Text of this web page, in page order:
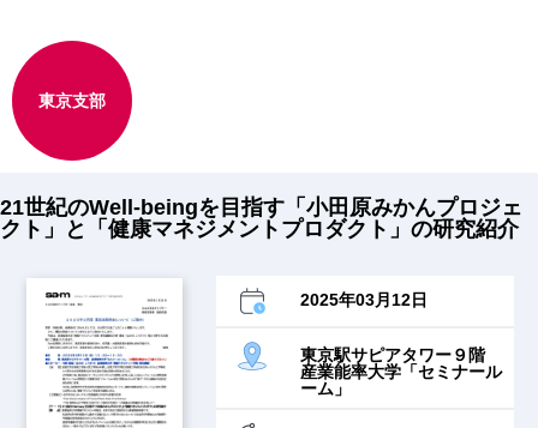
東京支部
21世紀のWell-beingを目指す「小田原みかんプロジェ
クト」と「健康マネジメントプロダクト」の研究紹介
2025年03月12日
東京駅サピアタワー９階
産業能率大学「セミナール
ーム」